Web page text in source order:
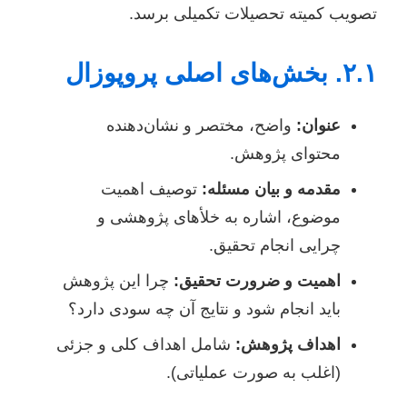
تصویب کمیته تحصیلات تکمیلی برسد.
۲.۱. بخش‌های اصلی پروپوزال
عنوان: واضح، مختصر و نشان‌دهنده
محتوای پژوهش.
مقدمه و بیان مسئله: توصیف اهمیت
موضوع، اشاره به خلأهای پژوهشی و
چرایی انجام تحقیق.
اهمیت و ضرورت تحقیق: چرا این پژوهش
باید انجام شود و نتایج آن چه سودی دارد؟
اهداف پژوهش: شامل اهداف کلی و جزئی
(اغلب به صورت عملیاتی).